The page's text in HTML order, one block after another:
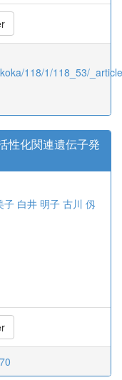
118/1/118_53/
性化関連遺伝子発
子 白井 明子 古川 仭